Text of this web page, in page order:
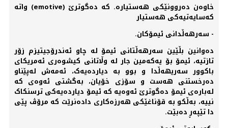
خاوەن دەروونێکی ھەستیارە. کە دەگوترێ (emotive) واتە
کەسایەتیەکی هەستیار
- سەرهەڵدانی ئیمۆکان.
دەوانین بڵێین سەرهەڵتانی ئیمۆ لە چاو ئەندرۆجیتیزم زۆر
تازتیە، ئیمۆ بۆ یەکەمین جار لە وڵاتانی کیشوەری ئەمریکای
باکوور سەریھەڵدا و بوو بە دیاردەیەک، ئەمەش لەپێناو
دەرخستنی ھەست و سۆزی خۆیان، بەگشتی ئەوەی کە
لەبارەی ئیمۆ دەگوترێ ئەوەیە کە ئیمۆ دیاردەیەکی ترسنکاک
نییە، بەڵکو بە قۆناغێکی ھەرزەکاری دادەنرێت کە مرۆڤ پێی
دا تێپەڕ دەبێت.